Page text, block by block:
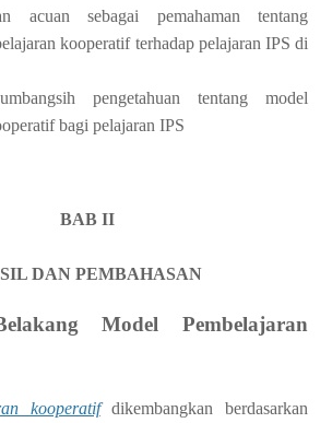
acuan sebagai pemahaman tentang
kooperatif terhadap pelajaran IPS di
pengetahuan tentang model
bagi pelajaran IPS
BAB II
DAN PEMBAHASAN
Model Pembelajaran
kooperatifdikembangkan berdasarkan